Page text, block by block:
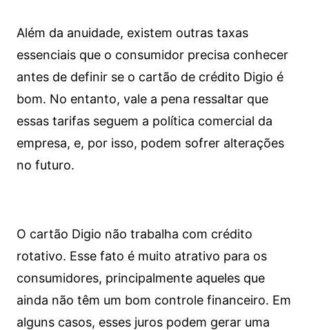
Além da anuidade, existem outras taxas
essenciais que o consumidor precisa conhecer
antes de definir se o cartão de crédito Digio é
bom. No entanto, vale a pena ressaltar que
essas tarifas seguem a política comercial da
empresa, e, por isso, podem sofrer alterações
no futuro.
O cartão Digio não trabalha com crédito
rotativo. Esse fato é muito atrativo para os
consumidores, principalmente aqueles que
ainda não têm um bom controle financeiro. Em
alguns casos, esses juros podem gerar uma